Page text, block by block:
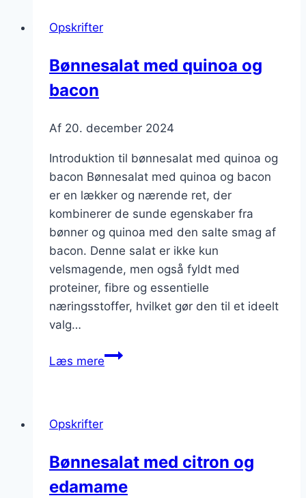
Opskrifter
Bønnesalat med quinoa og
bacon
Af 20. december 2024
Introduktion til bønnesalat med quinoa og
bacon Bønnesalat med quinoa og bacon
er en lækker og nærende ret, der
kombinerer de sunde egenskaber fra
bønner og quinoa med den salte smag af
bacon. Denne salat er ikke kun
velsmagende, men også fyldt med
proteiner, fibre og essentielle
næringsstoffer, hvilket gør den til et ideelt
valg…
Læs mereBønnesalat
Opskrifter
Bønnesalat med citron og
edamame